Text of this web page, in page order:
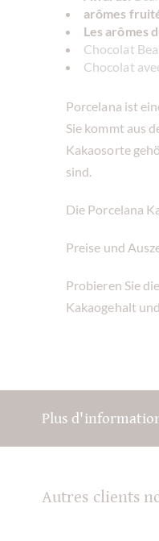
arômes
Les arômes
Chocolat
Chocolat
Porcelana ist
Sie kommt aus
Kakaosorte
sind.
Die Porcelana
Preise und
Probieren Sie
Kakaogehalt
Plus
Autres clients